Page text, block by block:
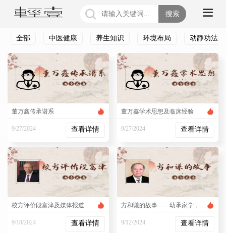
搜索
全部 中医健康 养生知识 环境布局 动静功法
董万鑫传承谱系
9/27/2024
查看详情
董万鑫学术思想及临床经验
9/27/2024
查看详情
校方评价段富津及媒体报道
9/18/2024
查看详情
方和谦的故事——幼承家学，悬壶济世
9/12/2024
查看详情